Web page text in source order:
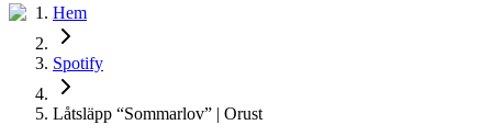
Hem
Spotify
Låtsläpp “Sommarlov” | Orust